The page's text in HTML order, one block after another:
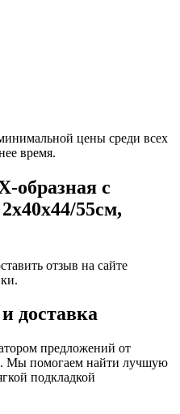
цены среди всех
время.
образная с
55см,
отзыв на сайте
доставка
предложений от
Мы помогаем найти лучшую
подкладкой